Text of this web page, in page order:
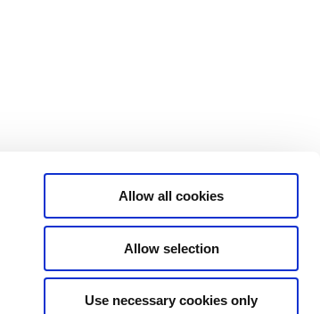
Allow all cookies
Allow selection
Use necessary cookies only